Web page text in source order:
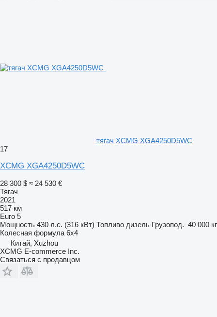
тягач XCMG XGA4250D5WC
17
XCMG XGA4250D5WC
28 300 $ ≈ 24 530 €
Тягач
2021
517 км
Euro 5
Мощность 430 л.с. (316 кВт) Топливо дизель Грузопод. 40 000 кг
Колесная формула 6x4
Китай, Xuzhou
XCMG E-commerce Inc.
Связаться с продавцом